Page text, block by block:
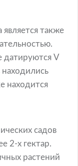
также
датируются V
находились
находится
садов
2-х гектар.
растений